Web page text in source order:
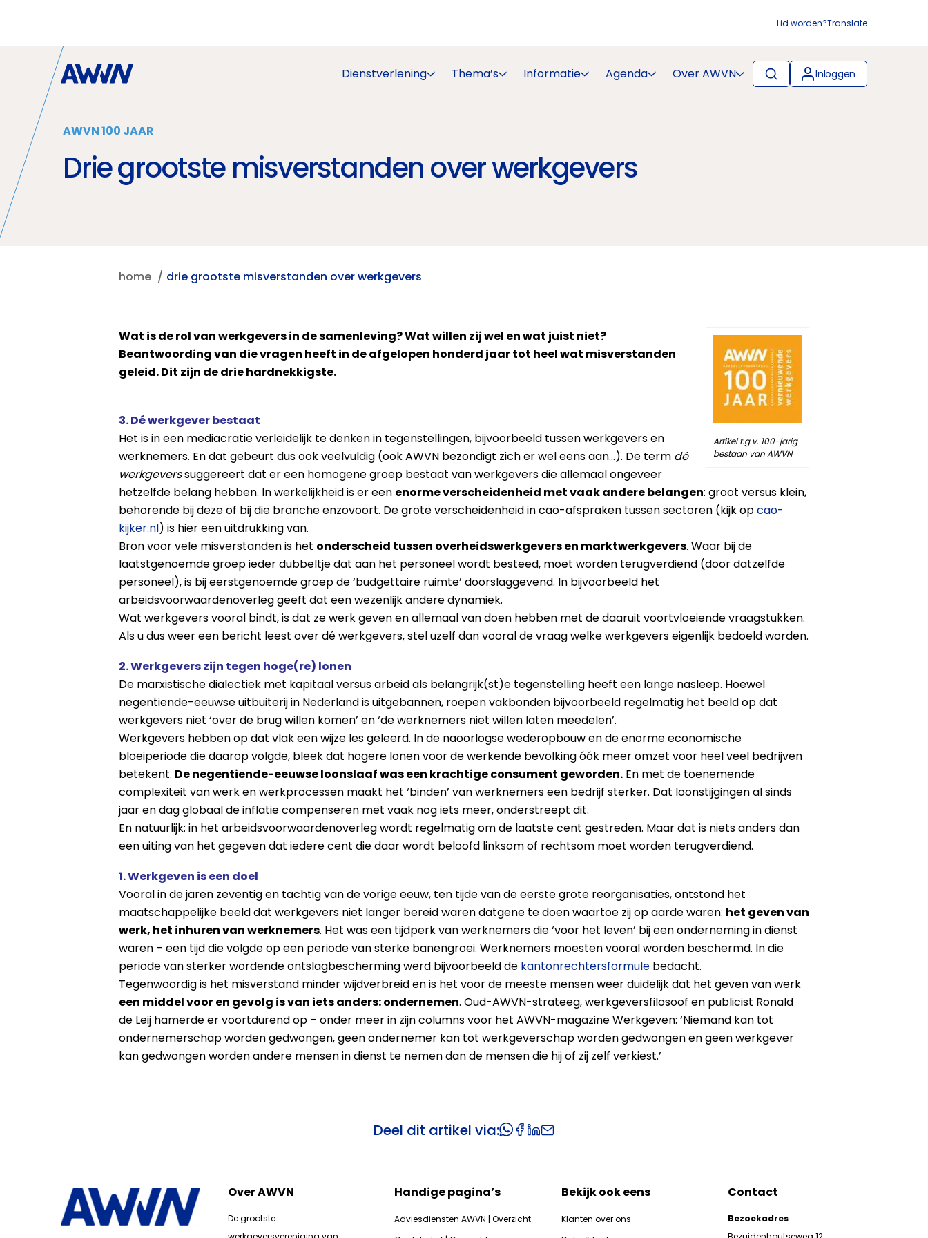
Lid worden?Translate
Dienstverlening Thema’s Informatie Agenda Over AWVN Inloggen
AWVN 100 JAAR
Drie grootste misverstanden over werkgevers
home drie grootste misverstanden over werkgevers
Artikel t.g.v. 100-jarig
bestaan van AWVN
Wat is de rol van werkgevers in de samenleving? Wat willen zij wel en wat juist niet?
Beantwoording van die vragen heeft in de afgelopen honderd jaar tot heel wat misverstanden
geleid. Dit zijn de drie hardnekkigste.
3. Dé werkgever bestaat
Het is in een mediacratie verleidelijk te denken in tegenstellingen, bijvoorbeeld tussen werkgevers en
werknemers. En dat gebeurt dus ook veelvuldig (ook AWVN bezondigt zich er wel eens aan…). De term dé
werkgeverssuggereert dat er een homogene groep bestaat van werkgevers die allemaal ongeveer
hetzelfde belang hebben. In werkelijkheid is er een enorme verscheidenheid met vaak andere belangen: groot versus klein,
behorende bij deze of bij die branche enzovoort. De grote verscheidenheid in cao-afspraken tussen sectoren (kijk opcao-
kijker.nl) is hier een uitdrukking van.
Bron voor vele misverstanden is het onderscheid tussen overheidswerkgevers en marktwerkgevers. Waar bij de
laatstgenoemde groep ieder dubbeltje dat aan het personeel wordt besteed, moet worden terugverdiend (door datzelfde
personeel), is bij eerstgenoemde groep de ‘budgettaire ruimte’ doorslaggevend. In bijvoorbeeld het
arbeidsvoorwaardenoverleg geeft dat een wezenlijk andere dynamiek.
Wat werkgevers vooral bindt, is dat ze werk geven en allemaal van doen hebben met de daaruit voortvloeiende vraagstukken.
Als u dus weer een bericht leest over dé werkgevers, stel uzelf dan vooral de vraag welke werkgevers eigenlijk bedoeld worden.
2. Werkgevers zijn tegen hoge(re) lonen
De marxistische dialectiek met kapitaal versus arbeid als belangrijk(st)e tegenstelling heeft een lange nasleep. Hoewel
negentiende-eeuwse uitbuiterij in Nederland is uitgebannen, roepen vakbonden bijvoorbeeld regelmatig het beeld op dat
werkgevers niet ‘over de brug willen komen’ en ‘de werknemers niet willen laten meedelen’.
Werkgevers hebben op dat vlak een wijze les geleerd. In de naoorlogse wederopbouw en de enorme economische
bloeiperiode die daarop volgde, bleek dat hogere lonen voor de werkende bevolking óók meer omzet voor heel veel bedrijven
betekent. De negentiende-eeuwse loonslaaf was een krachtige consument geworden. En met de toenemende
complexiteit van werk en werkprocessen maakt het ‘binden’ van werknemers een bedrijf sterker. Dat loonstijgingen al sinds
jaar en dag globaal de inflatie compenseren met vaak nog iets meer, onderstreept dit.
En natuurlijk: in het arbeidsvoorwaardenoverleg wordt regelmatig om de laatste cent gestreden. Maar dat is niets anders dan
een uiting van het gegeven dat iedere cent die daar wordt beloofd linksom of rechtsom moet worden terugverdiend.
1. Werkgeven is een doel
Vooral in de jaren zeventig en tachtig van de vorige eeuw, ten tijde van de eerste grote reorganisaties, ontstond het
maatschappelijke beeld dat werkgevers niet langer bereid waren datgene te doen waartoe zij op aarde waren: het geven van
werk, het inhuren van werknemers. Het was een tijdperk van werknemers die ‘voor het leven’ bij een onderneming in dienst
waren – een tijd die volgde op een periode van sterke banengroei. Werknemers moesten vooral worden beschermd. In die
periode van sterker wordende ontslagbescherming werd bijvoorbeeld de kantonrechtersformule bedacht.
Tegenwoordig is het misverstand minder wijdverbreid en is het voor de meeste mensen weer duidelijk dat het geven van werk
een middel voor en gevolg is van iets anders: ondernemen. Oud-AWVN-strateeg, werkgeversfilosoof en publicist Ronald
de Leij hamerde er voortdurend op – onder meer in zijn columns voor het AWVN-magazine Werkgeven: ‘Niemand kan tot
ondernemerschap worden gedwongen, geen ondernemer kan tot werkgeverschap worden gedwongen en geen werkgever
kan gedwongen worden andere mensen in dienst te nemen dan de mensen die hij of zij zelf verkiest.’
Deel dit artikel via:
Over AWVN
De grootste
Handige pagina’s
Adviesdiensten AWVN | Overzicht
Bekijk ook eens
Klanten over ons
Contact
Bezoekadres